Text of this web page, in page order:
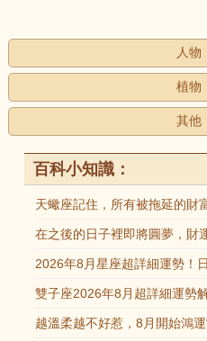
人物
植物
其他
百科小知識：
天蠍座記住，所有被拖延的財
在之後的日子裡即將圓夢，財
2026年8月星座超詳細運勢！
雙子座2026年8月超詳細運勢
越溫柔越不好惹，8月開始鴻